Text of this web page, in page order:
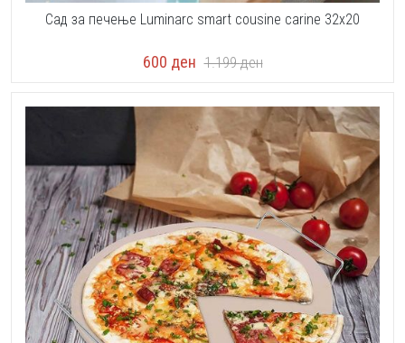
Сад за печење Luminarc smart cousine carine 32x20
600 ден 1.199ден